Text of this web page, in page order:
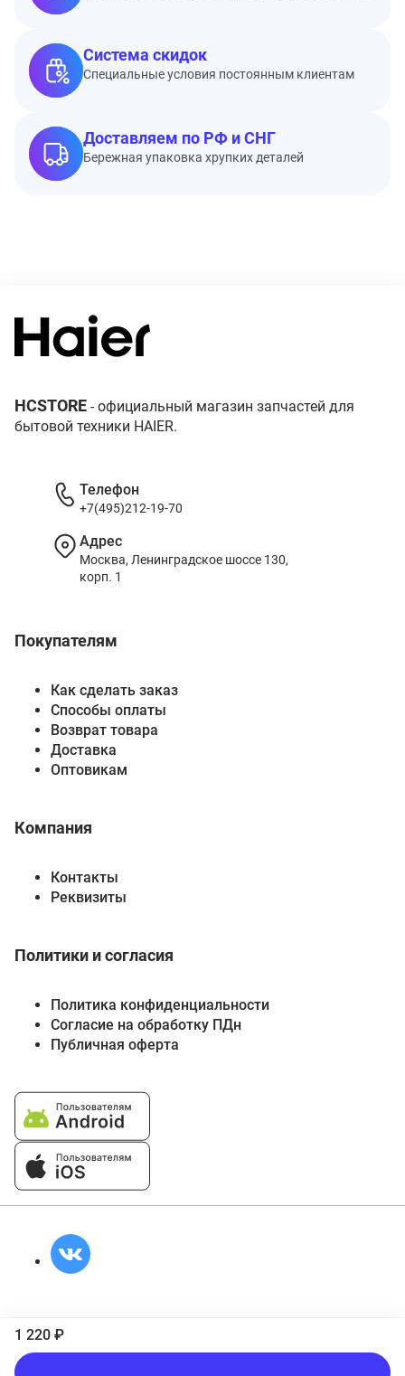
Система скидок
Специальные условия постоянным клиентам
Доставляем по РФ и СНГ
Бережная упаковка хрупких деталей
1 220 ₽
HCSTORE - официальный магазин запчастей для
бытовой техники HAIER.
Покупателям
Как сделать заказ
Способы оплаты
Возврат товара
Доставка
Оптовикам
Компания
Контакты
Реквизиты
Политики и согласия
Политика конфиденциальности
Согласие на обработку ПДн
Публичная оферта
Телефон
+7(495)212-19-70
Адрес
Москва, Ленинградское шоссе 130,
корп. 1